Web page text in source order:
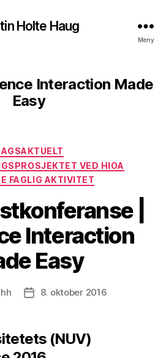
Holte Haug
Meny
Interaction Made
Easy
Kategorier
VED HIOA
FAGLIG AKTIVITET
|
Interaction
Easy
Publiseringsdato
8. oktober 2016
(NUV)